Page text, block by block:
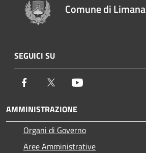
Comune di Limana
SEGUICI SU
Facebook Twitter
AMMINISTRAZIONE
Organi di Governo
Aree Amministrative